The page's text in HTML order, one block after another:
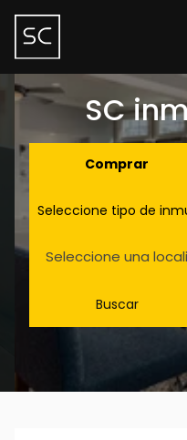
SC
Comprar
Seleccione tipo de
Seleccione una
Buscar